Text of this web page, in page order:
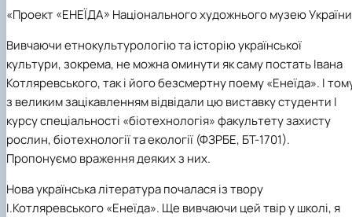
«Проект «ЕНЕЇДА» Національного художнього музею
Вивчаючи етнокультурологію та історію української
культури, зокрема, не можна оминути як саму постать Івана
Котляревського, так і його безсмертну поему «Енеїда». І
з великим зацікавленням відвідали цю виставку студенти І
курсу спеціальності «біотехнологія» факультету захисту
рослин, біотехнології та екології (ФЗРБЕ, БТ-1701).
Пропонуємо враження деяких з них.
Нова українська література почалася із твору
І.Котляревського «Енеїда». Ще вивчаючи цей твір у школі, я